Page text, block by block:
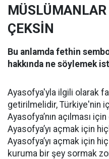
ÇEKSİN
Bu anlamda fethin
hakkında ne söylemek
Ayasofya'yla ilgili olarak
getirilmelidir, Türkiye'nin
Ayasofya’nın açılması
Ayasofya’yı açmak için
Ayasofya’yı açmak için
kuruma bir şey sormak